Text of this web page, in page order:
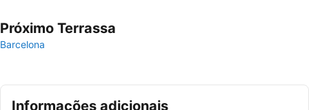
Próximo Terrassa
Barcelona
Informações adicionais